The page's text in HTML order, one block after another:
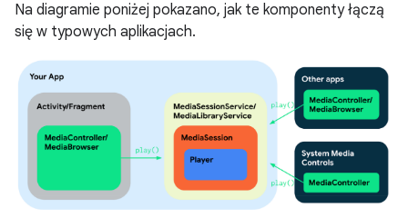
Na diagramie poniżej pokazano, jak te komponenty łączą
się w typowych aplikacjach.